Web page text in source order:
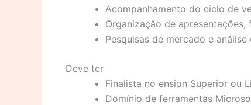
Acompanhamento do ciclo de
Organização de
Pesquisas de mercado e
Deve ter
Finalista no ension Superior ou
Domínio de ferramentas